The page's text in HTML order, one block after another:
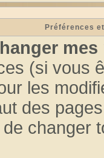
Préférences
mes
(si vous
les
des
changer